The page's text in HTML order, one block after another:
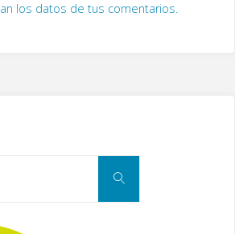
los datos de tus comentarios.
Search